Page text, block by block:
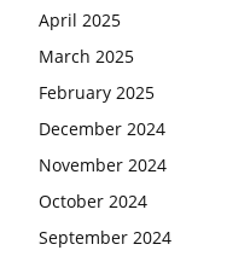
April 2025
March 2025
February 2025
December 2024
November 2024
October 2024
September 2024